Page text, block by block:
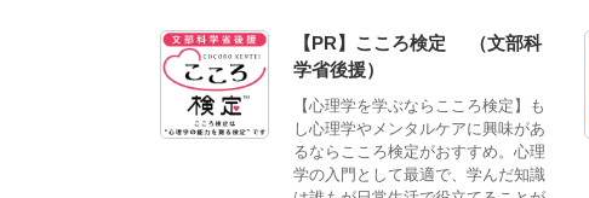
【PR】こころ検定®（文部科
学省後援）
【心理学を学ぶならこころ検定】も
し心理学やメンタルケアに興味があ
るならこころ検定がおすすめ。心理
学の入門として最適で、学んだ知識